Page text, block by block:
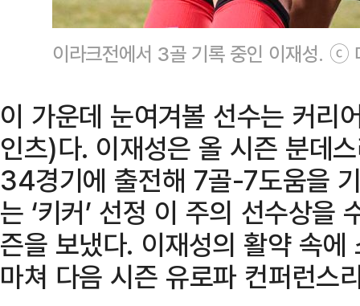
이라크전에서 3골 기록 중인 이재성. ⓒ
이 가운데 눈여겨볼 선수는 커리
인츠)다. 이재성은 올 시즌 분데
34경기에 출전해 7골-7도움을
는 ‘키커’ 선정 이 주의 선수상을
즌을 보냈다. 이재성의 활약 속
마쳐 다음 시즌 유로파 컨퍼런스